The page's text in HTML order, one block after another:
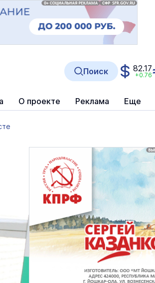
О проекте Реклама Еще
Поиск 82.17
+0.76